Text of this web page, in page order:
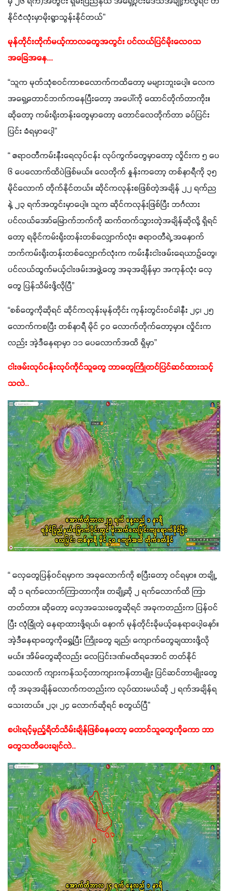
နိုင်ငံလုံးမှာမိုးရွာသွန်းနိုင်တယ်”
မုန်တိုင်းတိုက်မယ့်ကာလတွေအတွင်း ပင်လယ်ပြင်မိုးလေဝသ
အခြေအနေ...
“သူက မုတ်သုံစဝင်ကာစလောက်ကထိတော့ မများဘူးပေါ့။ လေက
အရှေ့တောင်ဘက်ကနေပြီးတော့ အပေါ်ကို ထောင်တိုက်တာကိုး။
ဆိုတော့ ကမ်းရိုးတန်းတွေမှာတော့ တောင်လေတိုက်တာ ခပ်ပြင်း
ပြင်း ခံရမှာပေါ့”
“ ဧရာဝတီကမ်းနီးရေလုပ်ငန်း လုပ်ကွက်တွေမှာတော့ လှိုင်းက ၅ ပေ
၆ ပေလောက်ထိပဲဖြစ်မယ်။ လေတိုက် နှုန်းကတော့ တစ်နာရီကို ၃၅
မိုင်လောက် တိုက်နိုင်တယ်။ ဆိုင်ကလုန်းစဖြစ်တဲ့အချိန် ၂၂ ရက်ည
နဲ့ ၂၃ ရက်အတွင်းမှာပေါ့။ သူက ဆိုင်ကလုန်းဖြစ်ပြီး ဘင်္ဂလား
ပင်လယ်အော်မြောက်ဘက်ကို ဆက်တက်သွားတဲ့အချိန်ဆိုလို့ ရှိရင်
တော့ ရခိုင်ကမ်းရိုးတန်းတစ်လျှောက်လုံး၊ ဧရာဝတီရဲ့ အနောက်
ဘက်ကမ်းရိုးတန်းတစ်လျှောက်လုံးက ကမ်းနီးငါးဖမ်းရေယာဉ်တွေ၊
ပင်လယ်ထွက်မယ့်ငါးဖမ်းအဖွဲ့တွေ အခုအချိန်မှာ အကုန်လုံး လှေ
တွေ ပြန်သိမ်းဖို့လိုပြီ”
“စစ်တွေကိုဆိုရင် ဆိုင်ကလုန်းမုန်တိုင်း ကုန်းတွင်းဝင်ခါနီး ၂၄၊ ၂၅
လောက်ကစပြီး တစ်နာရီ မိုင် ၄၀ လောက်တိုက်တော့မှာ။ လှိုင်းက
လည်း အဲ့ဒီနေရာမှာ ၁၁ ပေလောက်အထိ ရှိမှာ”
ငါးဖမ်းလုပ်ငန်းလုပ်ကိုင်သူတွေ ဘာတွေကြိုတင်ပြင်ဆင်ထားသင့်
သလဲ..
“ လှေတွေပြန်ဝင်ရမှာက အခုလောက်ကို စပြီးတော့ ဝင်ရမှာ။ တချို့
ဆို ၁ ရက်လောက်ကြာတာကိုး။ တချို့ဆို ၂ ရက်လောက်ထိ ကြာ
တတ်တာ။ ဆိုတော့ လှေအသေးတွေဆိုရင် အခုကတည်းက ပြန်ဝင်
ပြီး လုံခြုံတဲ့ နေရာထားဖို့ရယ်၊ နောက် မုန်တိုင်းခိုမယ့်နေရာပေါ့နော်။
အဲ့ဒီနေရာတွေကိုရွှေ့ပြီး ကြိုးတွေ ချည်၊ ကျောက်တွေချထားဖို့လို
မယ်။ အိမ်တွေဆိုလည်း လေပြင်းဒဏ်မထိရအောင် တတ်နိုင်
သလောက် ကျားကန်သင့်တာကျားကန်တာမျိုး ပြင်ဆင်တာမျိုးတွေ
ကို အခုအချိန်လောက်ကတည်းက လုပ်ထားမယ်ဆို ၂ ရက်အချိန်ရ
သေးတယ်။ ၂၃၊ ၂၄ လောက်ဆိုရင် စတွယ်ပြီ”
စပါးရင့်မှည့်ရိတ်သိမ်းချိန်ဖြစ်နေတော့ တောင်သူတွေကိုကော ဘာ
တွေသတိပေးချင်လဲ..